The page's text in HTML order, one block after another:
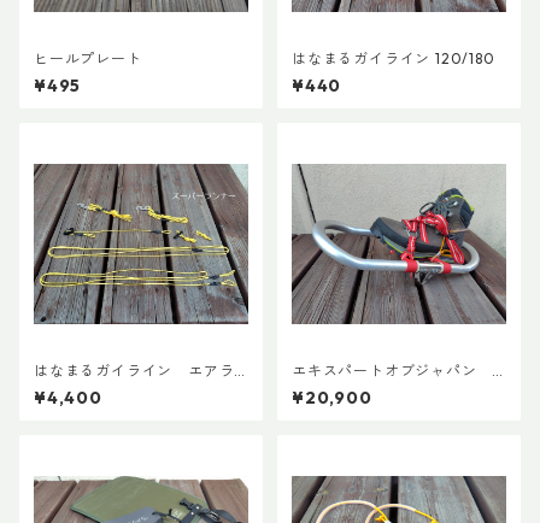
ヒールプレート
¥495
はなまるガイライン 120/180
¥440
はなまるガイライン エアラ
イズ張り綱セット
¥4,400
エキスパートオブジャパン
スノーシューズL ADDカスタ
ムVer.5
¥20,900